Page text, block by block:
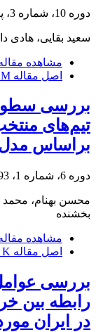
دوره 10، شماره 3، پاییز 1398، صفحه
سعید بقایی، هادی
مشاهده
اصل مقاله
بررسی
تیم‌های
براساس مدل
دوره 6، شماره 1، 1393، صفحه
محسن بهنام، محمد
بخشنده
مشاهده
اصل مقاله K
بررسی
رابطه بین
در ایران